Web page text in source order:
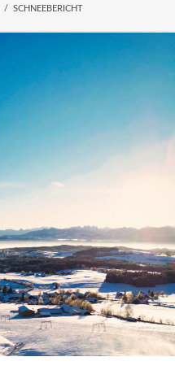
SCHNEEBERICHT